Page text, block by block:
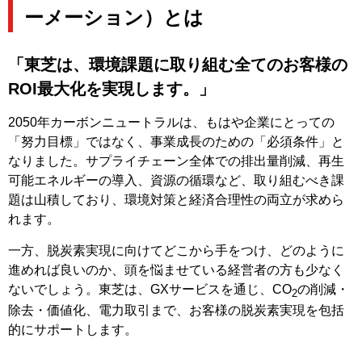
ーメーション）とは
「東芝は、​環境課題に​取り組む​全ての​お客様の​
ROI最大化を​実現します。」
2050年カーボンニュートラルは、もは​や企業に​とっての​
「努力目標」ではなく、​事業成長の​ための​「必須条件」と​
なりました。​サプライチェーン全体での​排出量削減、​再生
可能エネルギーの​導入、​資源の​循環など、​取り組むべき課
題は​山積しており、​環境対策と​経済合理性の​両立が​求めら
れます。​
一方、​脱炭素実現に​向けて​どこから​手を​つけ、​どのように​
進めれば​良いのか、​頭を​悩ませている​経営者の​方も​少なく
ないでしょう。​東芝は、​GXサービスを​通じ、​CO2の​削減・
除去・価値化、​電力取引まで、​お客様の​脱炭素実現を​包括
的に​サポートします。